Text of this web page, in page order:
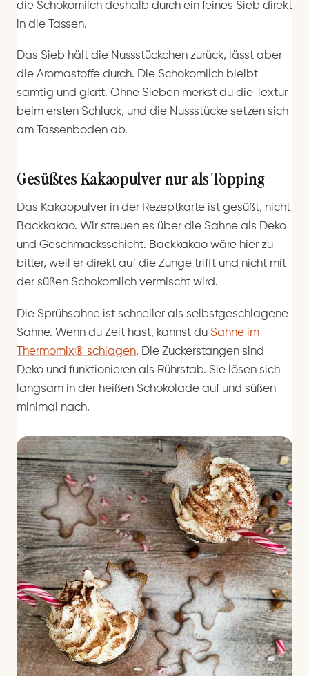
die Schokomilch deshalb durch ein feines Sieb direkt
in die Tassen.
Das Sieb hält die Nussstückchen zurück, lässt aber
die Aromastoffe durch. Die Schokomilch bleibt
samtig und glatt. Ohne Sieben merkst du die Textur
beim ersten Schluck, und die Nussstücke setzen sich
am Tassenboden ab.
Gesüßtes Kakaopulver nur als Topping
Das Kakaopulver in der Rezeptkarte ist gesüßt, nicht
Backkakao. Wir streuen es über die Sahne als Deko
und Geschmacksschicht. Backkakao wäre hier zu
bitter, weil er direkt auf die Zunge trifft und nicht mit
der süßen Schokomilch vermischt wird.
Die Sprühsahne ist schneller als selbstgeschlagene
Sahne. Wenn du Zeit hast, kannst du Sahne im
Thermomix® schlagen. Die Zuckerstangen sind
Deko und funktionieren als Rührstab. Sie lösen sich
langsam in der heißen Schokolade auf und süßen
minimal nach.